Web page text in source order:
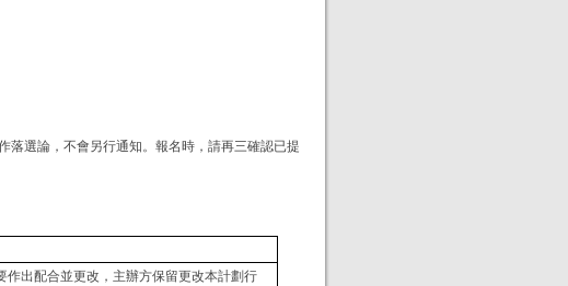
落選論，不會另行通知。報名時，請再三確認已提
出配合並更改，主辦方保留更改本計劃行